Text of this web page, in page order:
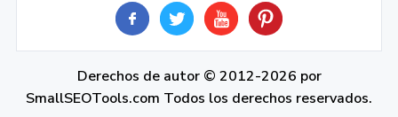
Derechos de autor © 2012-2026 por
SmallSEOTools.com Todos los derechos reservados.